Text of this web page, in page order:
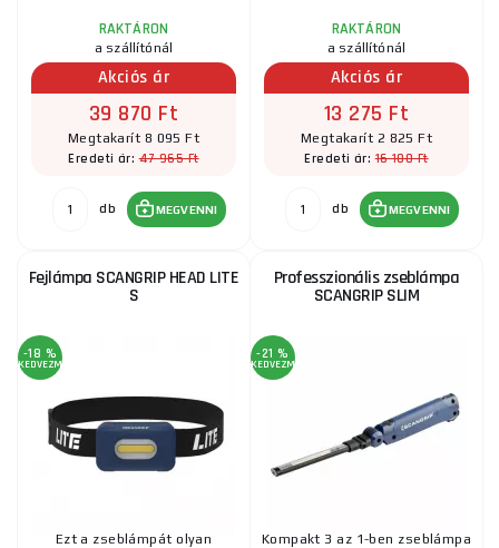
RAKTÁRON
a szállítónál
Akciós ár
39 870 Ft
Megtakarít 8 095 Ft
Eredeti ár:47 965 Ft
db MEGVENNI
RAKTÁRON
a szállítónál
Akciós ár
13 275 Ft
Megtakarít 2 825 Ft
Eredeti ár:16 100 Ft
db MEGVENNI
Fejlámpa SCANGRIP HEAD LITE
S
-18 %
KEDVEZMÉNY
Ezt a zseblámpát olyan
Professzionális zseblámpa
SCANGRIP SLIM
-21 %
KEDVEZMÉNY
Kompakt 3 az 1-ben zseblámpa